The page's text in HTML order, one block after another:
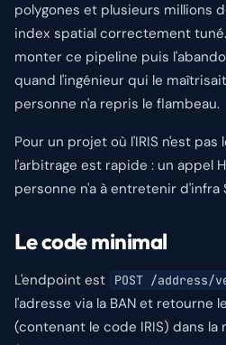
polygones et plusieurs millions
index spatial correctement
monter ce pipeline puis
quand l'ingénieur qui le
personne n'a repris le flambeau.
Pour un projet où l'IRIS n'est
l'arbitrage est rapide : un appel
personne n'a à entretenir d'infra
Le code minimal
L'endpoint est POST /address/
l'adresse via la BAN et retourne
(contenant le code IRIS) dans